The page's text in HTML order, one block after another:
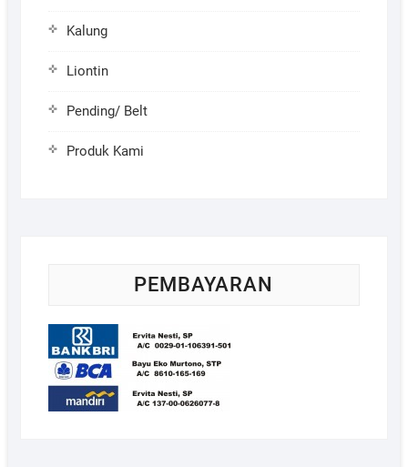
Kalung
Liontin
Pending/ Belt
Produk Kami
PEMBAYARAN